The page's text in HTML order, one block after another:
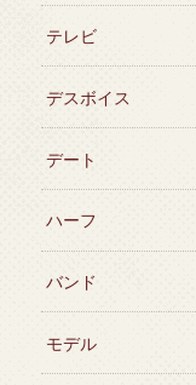
テレビ
デスボイス
デート
ハーフ
バンド
モデル